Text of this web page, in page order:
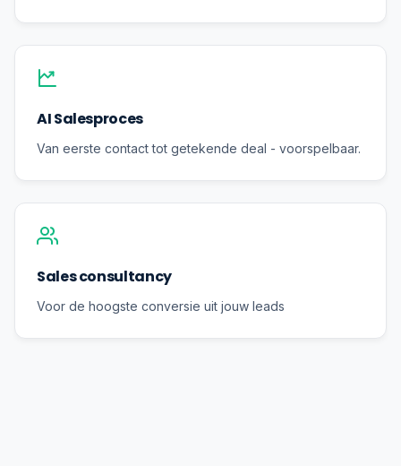
AI Salesproces
Van eerste contact tot getekende deal - voorspelbaar.
Sales consultancy
Voor de hoogste conversie uit jouw leads